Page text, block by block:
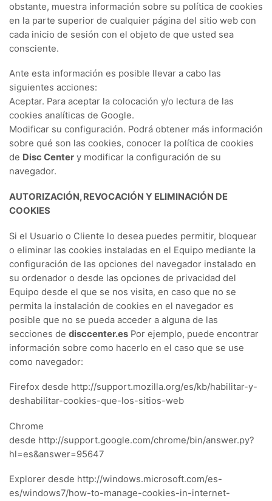
obstante, muestra información sobre su política de cookies
en la parte superior de cualquier página del sitio web con
cada inicio de sesión con el objeto de que usted sea
consciente.
Ante esta información es posible llevar a cabo las
siguientes acciones:
Aceptar. Para aceptar la colocación y/o lectura de las
cookies analíticas de Google.
Modificar su configuración. Podrá obtener más información
sobre qué son las cookies, conocer la política de cookies
de Disc Center y modificar la configuración de su
navegador.
AUTORIZACIÓN, REVOCACIÓN Y ELIMINACIÓN DE
COOKIES
Si el Usuario o Cliente lo desea puedes permitir, bloquear
o eliminar las cookies instaladas en el Equipo mediante la
configuración de las opciones del navegador instalado en
su ordenador o desde las opciones de privacidad del
Equipo desde el que se nos visita, en caso que no se
permita la instalación de cookies en el navegador es
posible que no se pueda acceder a alguna de las
secciones de disccenter.es Por ejemplo, puede encontrar
información sobre como hacerlo en el caso que se use
como navegador:
Firefox desde http://support.mozilla.org/es/kb/habilitar-y-
deshabilitar-cookies-que-los-sitios-web
Chrome
desde http://support.google.com/chrome/bin/answer.py?
hl=es&answer=95647
Explorer desde http://windows.microsoft.com/es-
es/windows7/how-to-manage-cookies-in-internet-